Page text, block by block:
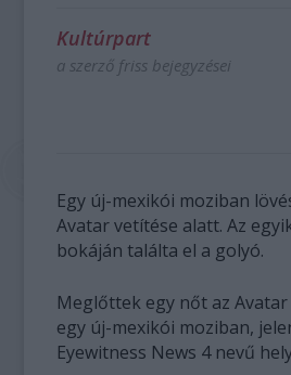
Kultúrpart
a szerző friss bejegyzései
Egy új-mexikói moziban
Avatar vetítése alatt. Az
bokáján találta el a golyó.
Meglőttek egy nőt az
egy új-mexikói moziban,
Eyewitness News 4 nevű